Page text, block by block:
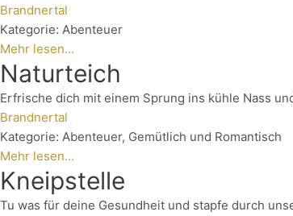
Brandnertal
Kategorie: Abenteuer
Mehr lesen...
Naturteich
Erfrische dich mit einem Sprung ins kühle Nass
Brandnertal
Kategorie: Abenteuer, Gemütlich und Romantisch
Mehr lesen...
Kneipstelle
Tu was für deine Gesundheit und stapfe durch